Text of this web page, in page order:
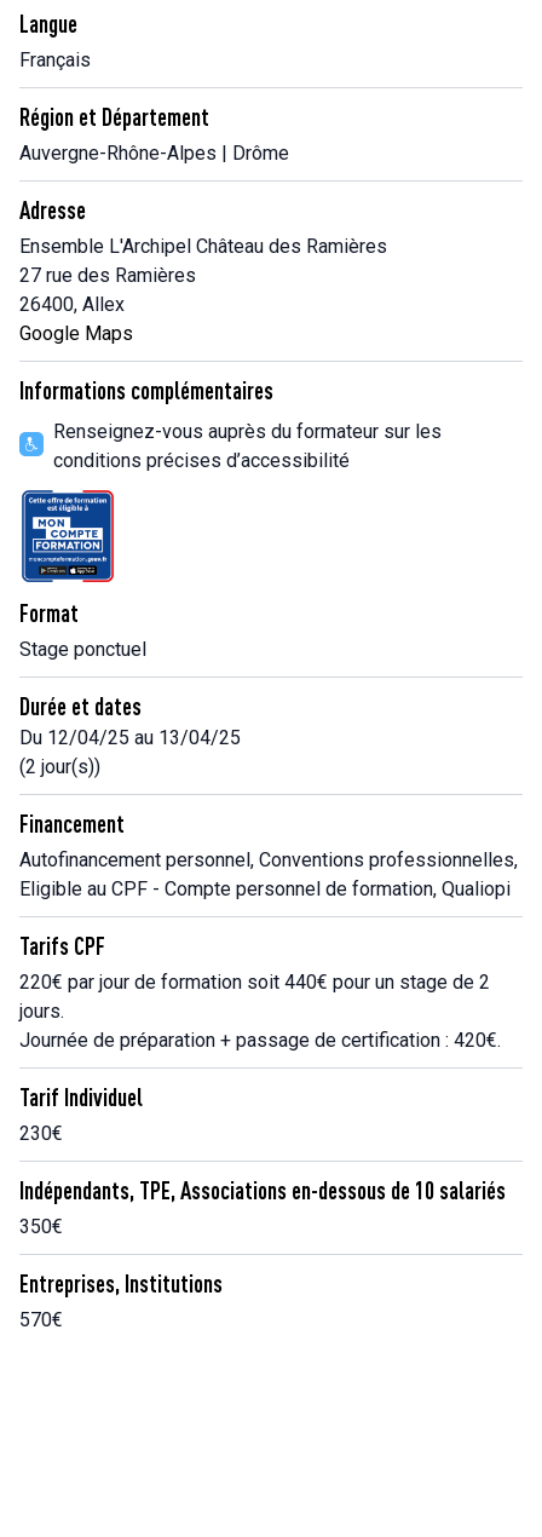
Langue
Français
Région et Département
Auvergne-Rhône-Alpes | Drôme
Adresse
Ensemble L'Archipel Château des Ramières
27 rue des Ramières
26400, Allex
Google Maps
Informations complémentaires
Renseignez-vous auprès du formateur sur les
conditions précises d’accessibilité
Format
Stage ponctuel
Durée et dates
Du 12/04/25 au 13/04/25
(2 jour(s))
Financement
Autofinancement personnel, Conventions professionnelles,
Eligible au CPF - Compte personnel de formation, Qualiopi
Tarifs CPF
220€ par jour de formation soit 440€ pour un stage de 2
jours.
Journée de préparation + passage de certification : 420€.
Tarif Individuel
230€
Indépendants, TPE, Associations en-dessous de 10 salariés
350€
Entreprises, Institutions
570€